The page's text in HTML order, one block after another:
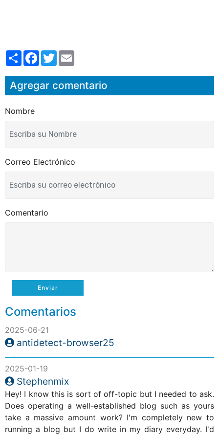
S
h
r
e
F
a
e
b
o
T
w
t
t
e
i
l
Agregar comentario
Nombre
Correo Electrónico
Comentario
Enviar
Comentarios
2025-06-21
antidetect-browser25
2025-01-19
Stephenmix
Hey! I know this is sort of off-topic but I needed to ask.
Does operating a well-established blog such as yours
take a massive amount work? I'm completely new to
running a blog but I do write in my diary everyday. I'd